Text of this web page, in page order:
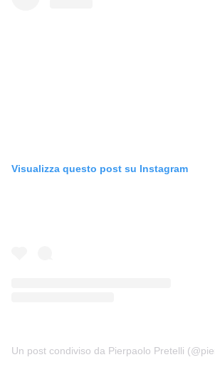
Visualizza questo post su Instagram